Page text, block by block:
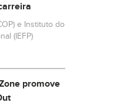
e Instituto do
(IEFP)
promove